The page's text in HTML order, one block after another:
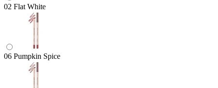
02 Flat White
06 Pumpkin Spice